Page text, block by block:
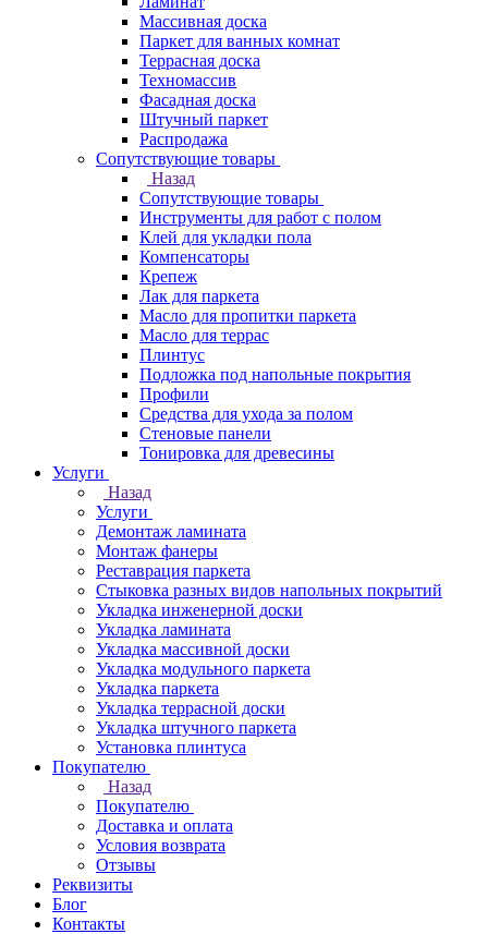
Массивная доска
Паркет для ванных комнат
Террасная доска
Техномассив
Фасадная доска
Штучный паркет
Распродажа
Сопутствующие товары
Назад
Сопутствующие товары
Инструменты для работ с полом
Клей для укладки пола
Компенсаторы
Крепеж
Лак для паркета
Масло для пропитки паркета
Масло для террас
Плинтус
Подложка под напольные покрытия
Профили
Средства для ухода за полом
Стеновые панели
Тонировка для древесины
Услуги
Назад
Услуги
Демонтаж ламината
Монтаж фанеры
Реставрация паркета
Стыковка разных видов напольных покрытий
Укладка инженерной доски
Укладка ламината
Укладка массивной доски
Укладка модульного паркета
Укладка паркета
Укладка террасной доски
Укладка штучного паркета
Установка плинтуса
Покупателю
Назад
Покупателю
Доставка и оплата
Условия возврата
Отзывы
Реквизиты
Блог
Контакты